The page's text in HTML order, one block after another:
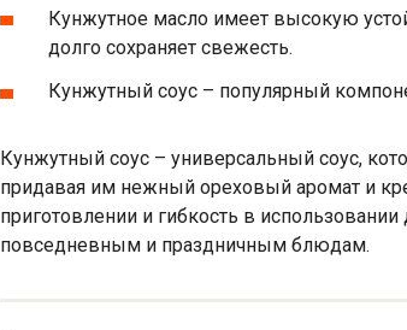
Кунжутное масло имеет высокую
долго сохраняет свежесть.
Кунжутный соус – популярный
Кунжутный соус – универсальный соус,
придавая им нежный ореховый аромат и
приготовлении и гибкость в
повседневным и праздничным блюдам.